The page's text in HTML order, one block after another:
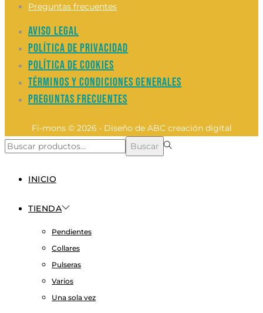
Preguntas frecuentes
Aviso legal
Política de privacidad
Política de cookies
Términos y condiciones generales
Preguntas frecuentes
Fi-mons © 2026 • Diseño de ABC creación digital
Búsqueda
Buscar
INICIO
TIENDA
Pendientes
Collares
Pulseras
Varios
Una sola vez